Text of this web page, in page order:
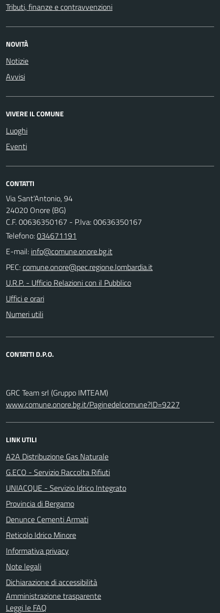
Tributi, finanze e contravvenzioni
NOVITÀ
Notizie
Avvisi
VIVERE IL COMUNE
Luoghi
Eventi
CONTATTI
Via Sant'Antonio, 94
24020 Onore (BG)
C.F. 00636350167 - P.Iva: 00636350167
Telefono:034671191
E-mail:
PEC:
U.R.P. - Ufficio Relazioni con il Pubblico
Uffici e orari
Numeri utili
CONTATTI D.P.O.
GRC Team srl (Gruppo IMTEAM)
www.comune.onore.bg.it/Paginedelcomune?ID=9227
LINK UTILI
A2A Distribuzione Gas Naturale
G.ECO - Servizio Raccolta Rifiuti
UNIACQUE - Servizio Idrico Integrato
Provincia di Bergamo
Denunce Cementi Armati
Reticolo Idrico Minore
Informativa privacy
Note legali
Dichiarazione di accessibilità
Amministrazione trasparente
Leggi le FAQ